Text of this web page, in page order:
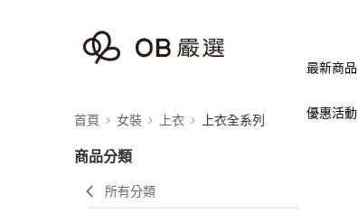
最新商品
優惠活動
首頁 女裝 上衣 上衣全系列
商品分類
所有分類